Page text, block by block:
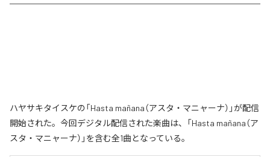
ハヤサキタイスケの「Hasta mañana（アスタ・マニャーナ）」が配信
開始された。今回デジタル配信された楽曲は、「Hasta mañana（ア
スタ・マニャーナ）」を含む全1曲となっている。